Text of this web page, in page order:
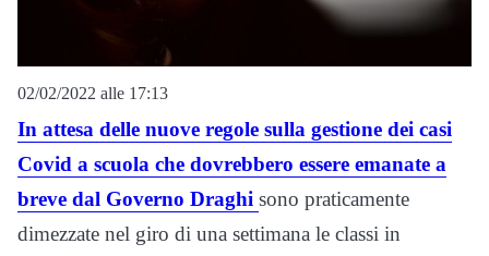
02/02/2022 alle 17:13
In attesa delle nuove regole sulla gestione dei casi
Covid a scuola che dovrebbero essere emanate a
breve dal Governo Draghi sono praticamente
dimezzate nel giro di una settimana le classi in